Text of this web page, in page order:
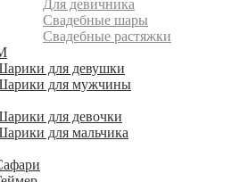
Для девичника
Свадебные шары
Свадебные растяжки
для девушки
для мужчины
для девочки
для мальчика